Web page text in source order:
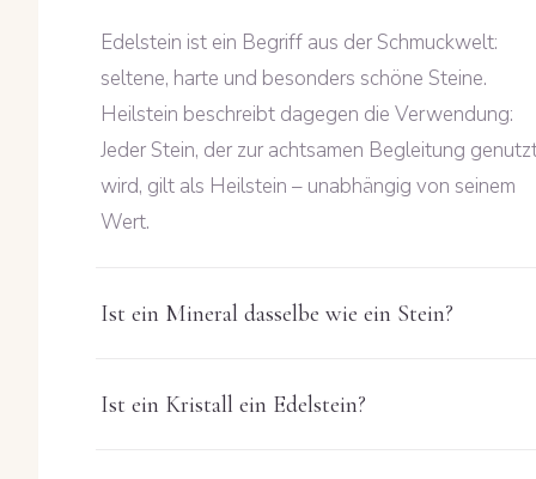
Edelstein ist ein Begriff aus der Schmuckwelt:
seltene, harte und besonders schöne Steine.
Heilstein beschreibt dagegen die Verwendung:
Jeder Stein, der zur achtsamen Begleitung
wird, gilt als Heilstein – unabhängig von seinem
Wert.
Ist ein Mineral dasselbe wie ein Stein?
Ist ein Kristall ein Edelstein?